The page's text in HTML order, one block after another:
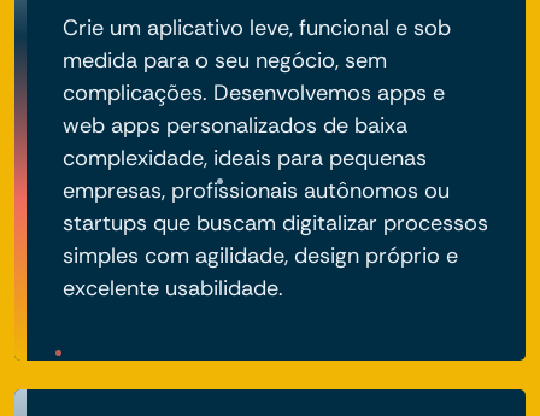
Crie um aplicativo leve, funcional e sob
medida para o seu negócio, sem
complicações. Desenvolvemos apps e
web apps personalizados de baixa
complexidade, ideais para pequenas
empresas, profissionais autônomos ou
startups que buscam digitalizar processos
simples com agilidade, design próprio e
excelente usabilidade.